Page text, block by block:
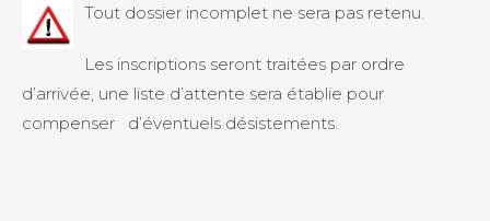
Tout dossier incomplet ne sera pas retenu.
Les inscriptions seront traitées par ordre
d’arrivée, une liste d’attente sera établie pour
compenser d’éventuels désistements.